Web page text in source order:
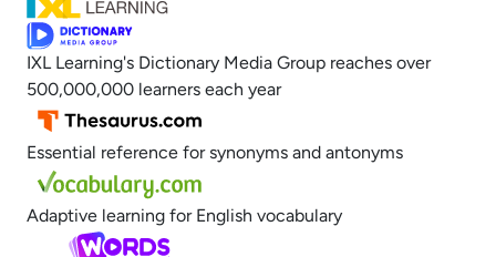
IXL Learning's Dictionary Media Group reaches over
500,000,000 learners each year
Essential reference for synonyms and antonyms
Adaptive learning for English vocabulary